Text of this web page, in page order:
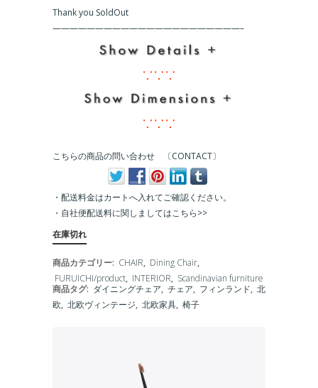
Thank you SoldOut
こちらの商品の問い合わせ 〔CONTACT〕
・配送料金はカートへ入れてご確認ください。
・ 自社便配送料に関しましてはこちら>>
在庫切れ
商品カテゴリー: CHAIR, Dining Chair,
FURUICHI/product, INTERIOR, Scandinavian furniture
商品タグ: ダイニングチェア, チェア, フィンランド, 北
欧, 北欧ヴィンテージ, 北欧家具, 椅子